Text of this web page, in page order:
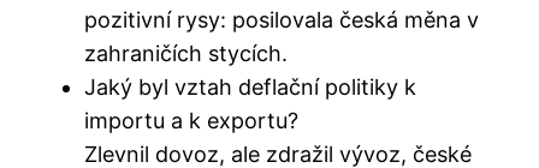
pozitivní rysy: posilovala česká měna v
zahraničích stycích.
Jaký byl vztah deflační politiky k
importu a k exportu?
Zlevnil dovoz, ale zdražil vývoz, české